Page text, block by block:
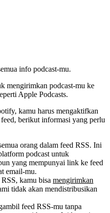
info podcast-mu.
mengirimkan podcast-mu ke
Apple Podcasts.
kamu harus mengaktifkan
berikut informasi yang perlu
orang dalam feed RSS. Ini
podcast untuk
yang mempunyai link ke feed
email-mu.
kamu bisa mengirimkan
tidak akan mendistribusikan
feed RSS-mu tanpa